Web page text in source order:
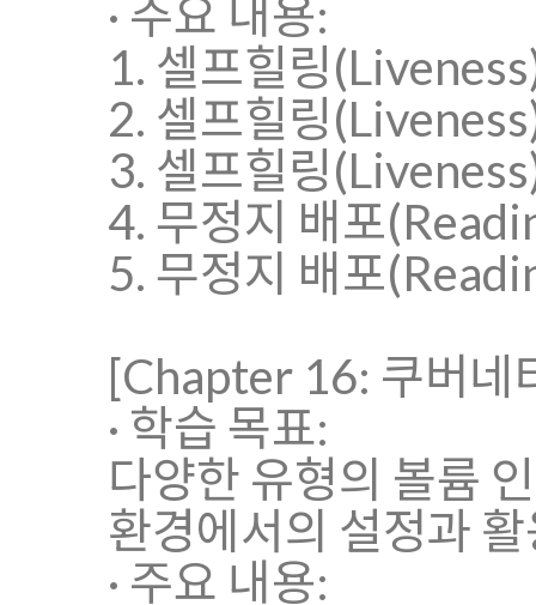
· 주요 내용:
1. 셀프힐링
2. 셀프힐링
3. 셀프힐링
4. 무정지 배포
5. 무정지 배포
[Chapter 16: 쿠버네
· 학습 목표:
다양한 유형의 볼륨
환경에서의 설정과
· 주요 내용: